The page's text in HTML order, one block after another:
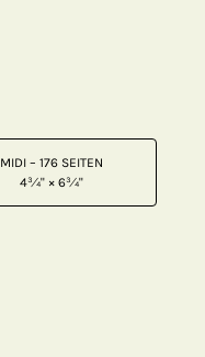
MIDI – 176 SEITEN
4¾" × 6¾"